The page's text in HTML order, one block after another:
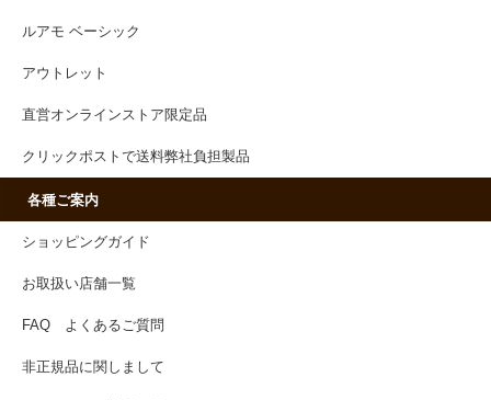
ルアモ ベーシック
アウトレット
直営オンラインストア限定品
クリックポストで送料弊社負担製品
各種ご案内
ショッピングガイド
お取扱い店舗一覧
FAQ よくあるご質問
非正規品に関しまして